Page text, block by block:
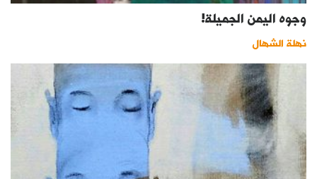
وجوه اليمن الجميلة!
نهلة الشهال